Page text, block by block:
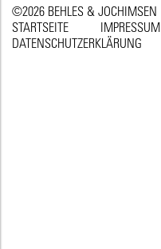
©2026 BEHLES & JOCHIMSEN
STARTSEITE
IMPRESSUM
DATENSCHUTZERKLÄRUNG